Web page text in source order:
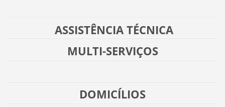
ASSISTÊNCIA TÉCNICA
MULTI-SERVIÇOS
DOMICÍLIOS